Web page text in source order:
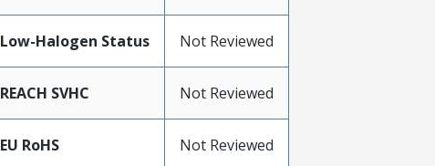
Low-Halogen Status Not Reviewed
REACH SVHC Not Reviewed
EU RoHS Not Reviewed